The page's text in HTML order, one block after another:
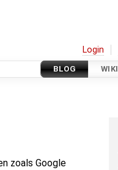
Login
BLOG WIKI
zoals Google